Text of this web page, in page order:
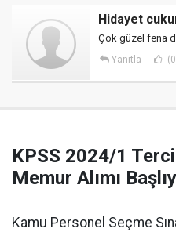
Hidayet
Çok güzel fena
Yanıtla
KPSS 2024/1
Memur Alımı
Kamu Personel Seçme